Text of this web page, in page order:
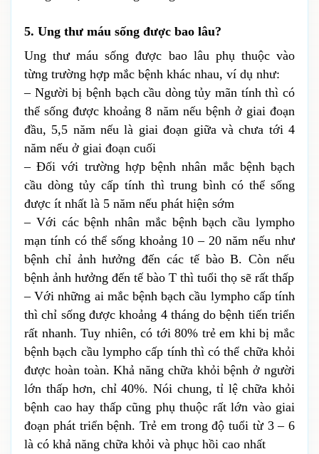
5. Ung thư máu sống được bao lâu?
Ung thư máu sống được bao lâu phụ thuộc vào
từng trường hợp mắc bệnh khác nhau, ví dụ như:
– Người bị bệnh bạch cầu dòng tủy mãn tính thì có
thể sống được khoảng 8 năm nếu bệnh ở giai đoạn
đầu, 5,5 năm nếu là giai đoạn giữa và chưa tới 4
năm nếu ở giai đoạn cuối
– Đối với trường hợp bệnh nhân mắc bệnh bạch
cầu dòng tủy cấp tính thì trung bình có thể sống
được ít nhất là 5 năm nếu phát hiện sớm
– Với các bệnh nhân mắc bệnh bạch cầu lympho
mạn tính có thể sống khoảng 10 – 20 năm nếu như
bệnh chỉ ảnh hưởng đến các tế bào B. Còn nếu
bệnh ảnh hưởng đến tế bào T thì tuổi thọ sẽ rất thấp
– Với những ai mắc bệnh bạch cầu lympho cấp tính
thì chỉ sống được khoảng 4 tháng do bệnh tiến triển
rất nhanh. Tuy nhiên, có tới 80% trẻ em khi bị mắc
bệnh bạch cầu lympho cấp tính thì có thể chữa khỏi
được hoàn toàn. Khả năng chữa khỏi bệnh ở người
lớn thấp hơn, chỉ 40%. Nói chung, tỉ lệ chữa khỏi
bệnh cao hay thấp cũng phụ thuộc rất lớn vào giai
đoạn phát triển bệnh. Trẻ em trong độ tuổi từ 3 – 6
là có khả năng chữa khỏi và phục hồi cao nhất